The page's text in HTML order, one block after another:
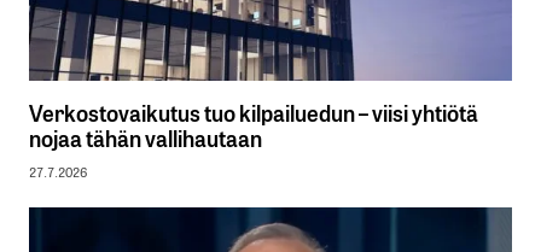
Verkostovaikutus tuo kilpailuedun – viisi yhtiötä
nojaa tähän vallihautaan
27.7.2026